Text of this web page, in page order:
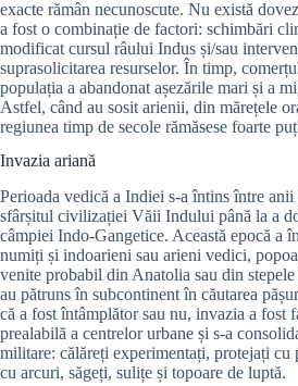
exacte rămân necunoscute. Nu există
a fost o combinație de factori: schimbări
modificat cursul râului Indus și/sau
suprasolicitarea resurselor. În timp,
populația a abandonat așezările mari și a
Astfel, când au sosit arienii, din mărețele
regiunea timp de secole rămăsese foarte
Invazia ariană
Perioada vedică a Indiei s-a întins între
sfârșitul civilizației Văii Indului până la a
câmpiei Indo-Gangetice. Această epocă a
numiți și indoarieni sau arieni vedici,
venite probabil din Anatolia sau din
au pătruns în subcontinent în căutarea
că a fost întâmplător sau nu, invazia a fost
prealabilă a centrelor urbane și s-a
militare: călăreți experimentați, protejați cu
cu arcuri, săgeți, sulițe și topoare de luptă.